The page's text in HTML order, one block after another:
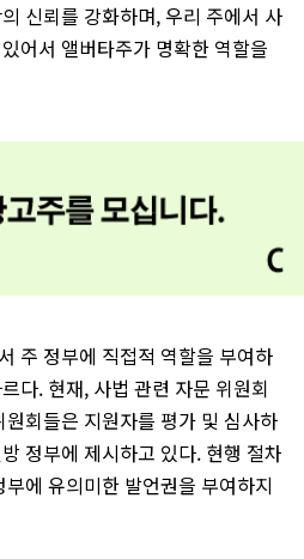
신뢰를 강화하며, 우리 주에서 사
어서 앨버타주가 명확한 역할을
주 정부에 직접적 역할을 부여하
다. 현재, 사법 관련 자문 위원회
회들은 지원자를 평가 및 심사하
정부에 제시하고 있다. 현행 절차
에 유의미한 발언권을 부여하지